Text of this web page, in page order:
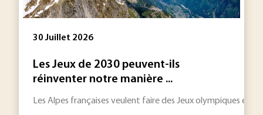
30 Juillet 2026
Les Jeux de 2030 peuvent-ils
réinventer notre manière ...
Les Alpes françaises veulent faire des Jeux olympiques et